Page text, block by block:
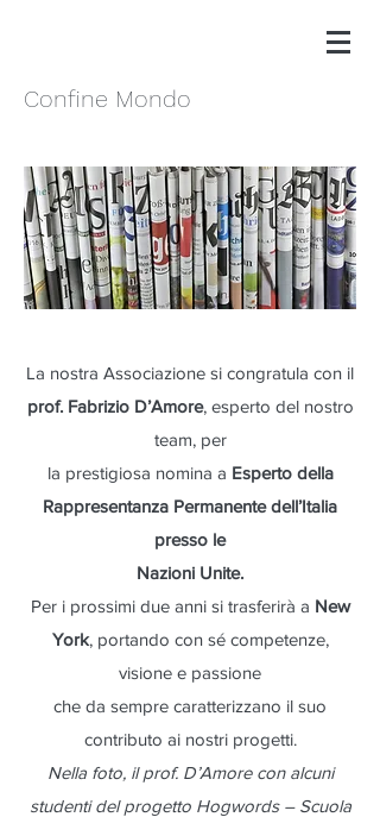
Confine Mondo
La nostra Associazione si congratula con il
prof. Fabrizio D’Amore, esperto del nostro
team, per
la prestigiosa nomina a Esperto della
Rappresentanza Permanente dell’Italia
presso le
Nazioni Unite.
Per i prossimi due anni si trasferirà a New
York, portando con sé competenze,
visione e passione
che da sempre caratterizzano il suo
contributo ai nostri progetti.
Nella foto, il prof. D’Amore con alcuni
studenti del progetto Hogwords – Scuola